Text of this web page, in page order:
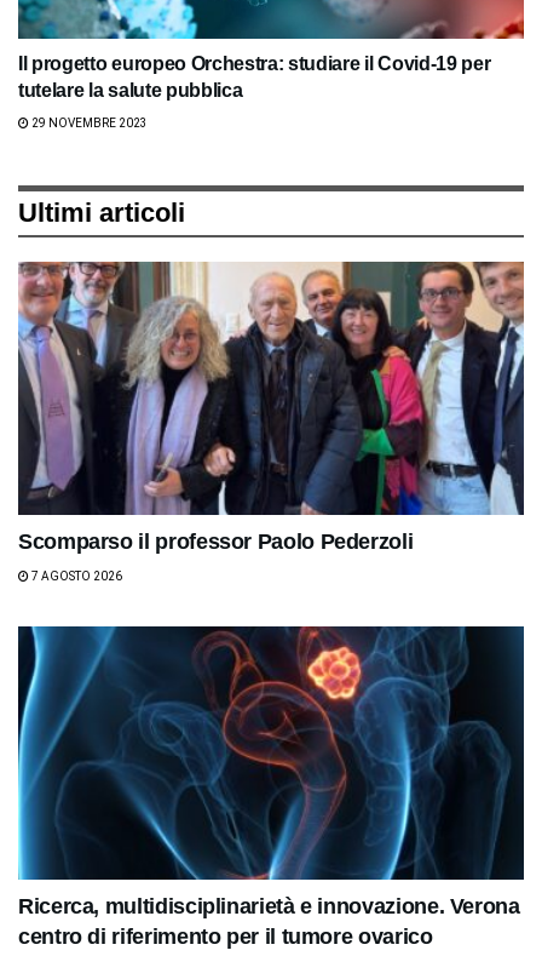
Il progetto europeo Orchestra: studiare il Covid-19 per
tutelare la salute pubblica
29 NOVEMBRE 2023
Ultimi articoli
Scomparso il professor Paolo Pederzoli
7 AGOSTO 2026
Ricerca, multidisciplinarietà e innovazione. Verona
centro di riferimento per il tumore ovarico